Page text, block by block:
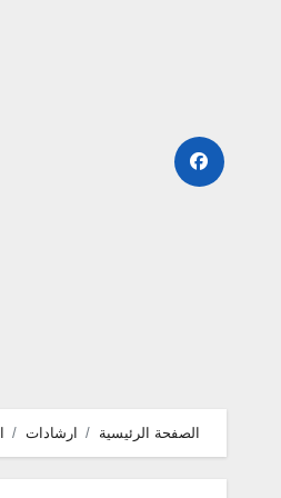
الصفحة الرئيسية ارشادات